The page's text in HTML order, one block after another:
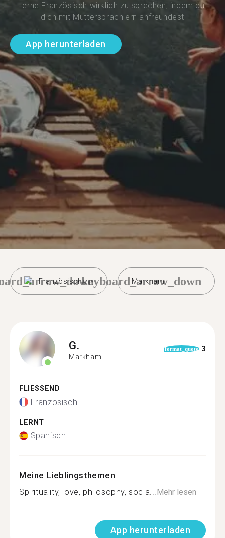
Lerne Französisch wirklich zu sprechen, indem du
dich mit Muttersprachlern anfreundest
App herunterladen
Französisch Markham
keyboard_arrow_down
G.
Markham
format_quote 3
FLIESSEND
Französisch
LERNT
Spanisch
Meine Lieblingsthemen
Spirituality, love, philosophy, socia...Mehr lesen
App herunterladen